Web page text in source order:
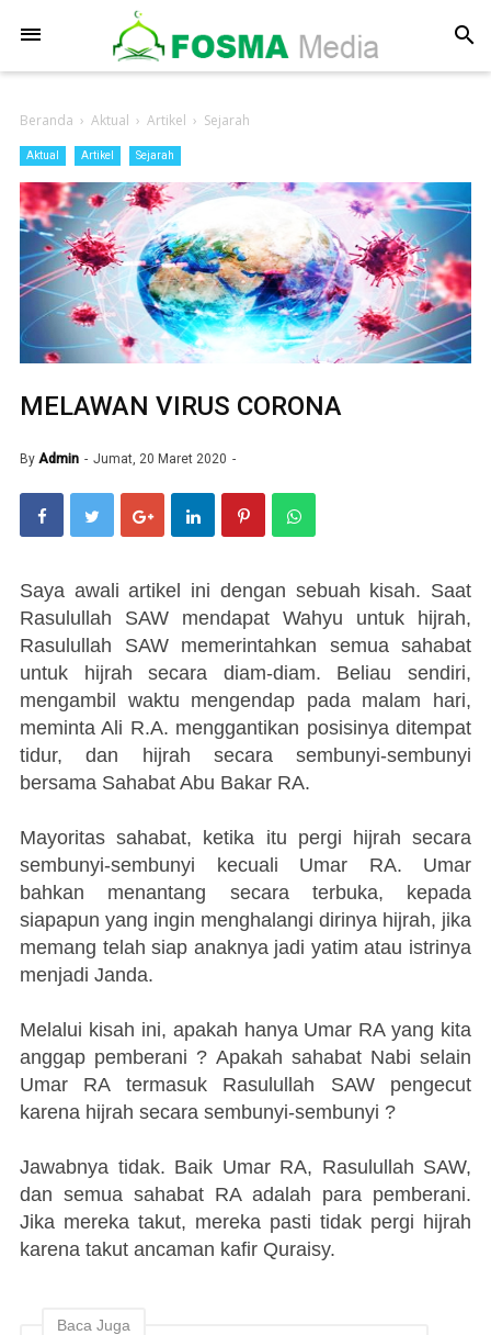
search
Beranda › Aktual › Artikel › Sejarah
Aktual Artikel Sejarah
MELAWAN VIRUS CORONA
By Admin Jumat, 20 Maret 2020
Saya awali artikel ini dengan sebuah kisah. Saat
Rasulullah SAW mendapat Wahyu untuk hijrah,
Rasulullah SAW memerintahkan semua sahabat
untuk hijrah secara diam-diam. Beliau sendiri,
mengambil waktu mengendap pada malam hari,
meminta Ali R.A. menggantikan posisinya ditempat
tidur, dan hijrah secara sembunyi-sembunyi
bersama Sahabat Abu Bakar RA.
Mayoritas sahabat, ketika itu pergi hijrah secara
sembunyi-sembunyi kecuali Umar RA. Umar
bahkan menantang secara terbuka, kepada
siapapun yang ingin menghalangi dirinya hijrah, jika
memang telah siap anaknya jadi yatim atau istrinya
menjadi Janda.
Melalui kisah ini, apakah hanya Umar RA yang kita
anggap pemberani ? Apakah sahabat Nabi selain
Umar RA termasuk Rasulullah SAW pengecut
karena hijrah secara sembunyi-sembunyi ?
Jawabnya tidak. Baik Umar RA, Rasulullah SAW,
dan semua sahabat RA adalah para pemberani.
Jika mereka takut, mereka pasti tidak pergi hijrah
karena takut ancaman kafir Quraisy.
Baca Juga